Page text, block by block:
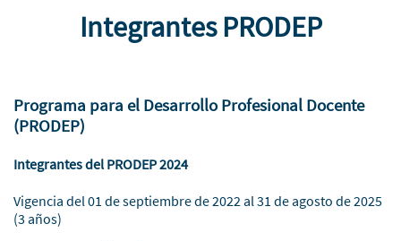
Integrantes PRODEP
Programa para el Desarrollo Profesional Docente
(PRODEP)
Integrantes del PRODEP 2024
Vigencia del 01 de septiembre de 2022 al 31 de agosto de 2025
(3 años)